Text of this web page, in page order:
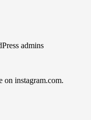
admins
on instagram.com.